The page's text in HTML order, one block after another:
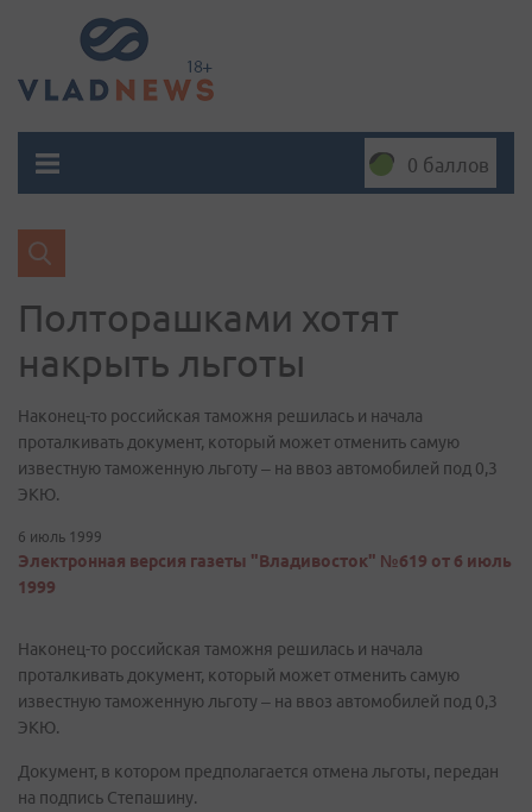
0 баллов
Полторашками хотят
накрыть льготы
Наконец-то российская таможня решилась и начала
проталкивать документ, который может отменить самую
известную таможенную льготу – на ввоз автомобилей под 0,3
ЭКЮ.
6 июль 1999
Электронная версия газеты "Владивосток" №619 от 6 июль
1999
Наконец-то российская таможня решилась и начала
проталкивать документ, который может отменить самую
известную таможенную льготу – на ввоз автомобилей под 0,3
ЭКЮ.
Документ, в котором предполагается отмена льготы, передан
на подпись Степашину.